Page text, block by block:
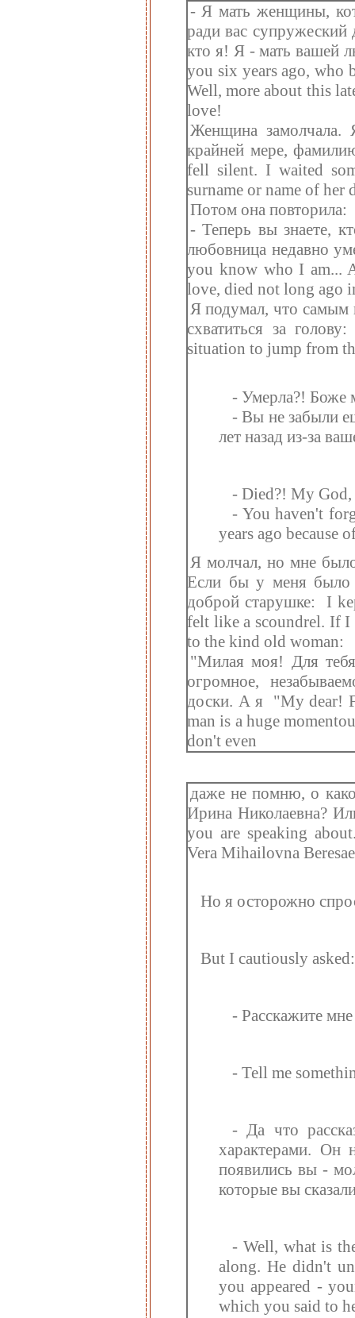
- Я мать женщины,
ради вас супружеский
кто я! Я - мать вашей
you six years ago, who
Well, more about this
love!
Женщина замолчала.
крайней мере,
fell silent. I waited
surname or name of her
Потом она повторила:
- Теперь вы знаете,
любовница недавно
you know who I am...
love, died not long ago
Я подумал, что самым
схватиться за
situation to jump from
- Умерла?! Боже
- Вы не забыли
лет назад из-за
- Died?! My God,
- You haven't
years ago because
Я молчал, но мне
Если бы у меня было
доброй старушке:
I
felt like a scoundrel. If I
to the kind old woman:
"Милая моя! Для
огромное,
доски. А я
"My dear!
man is a huge
don't even
даже не помню, о
Ирина Николаевна?
you are speaking
Vera Mihailovna
Но я осторожно
But I cautiously asked:
- Расскажите
- Tell me
- Да что
характерами. Он
появились вы -
которые вы
- Well, what is
along. He didn't
you appeared -
which you said to